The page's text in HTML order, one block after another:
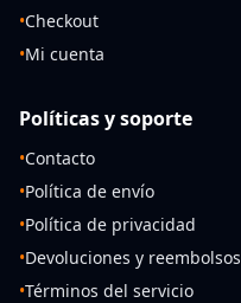
•Checkout
•Mi cuenta
Políticas y soporte
•Contacto
•Política de envío
•Política de privacidad
•Devoluciones y reembolsos
•Términos del servicio